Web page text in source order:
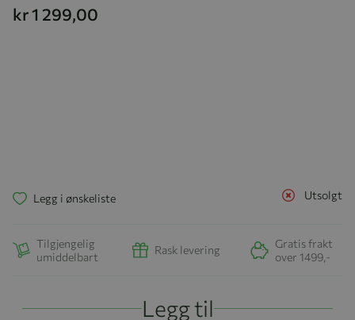
kr 1 299,00
Utsolgt
Legg i ønskeliste
Tilgjengelig
umiddelbart
Rask levering
Gratis frakt
over 1499,-
Legg til